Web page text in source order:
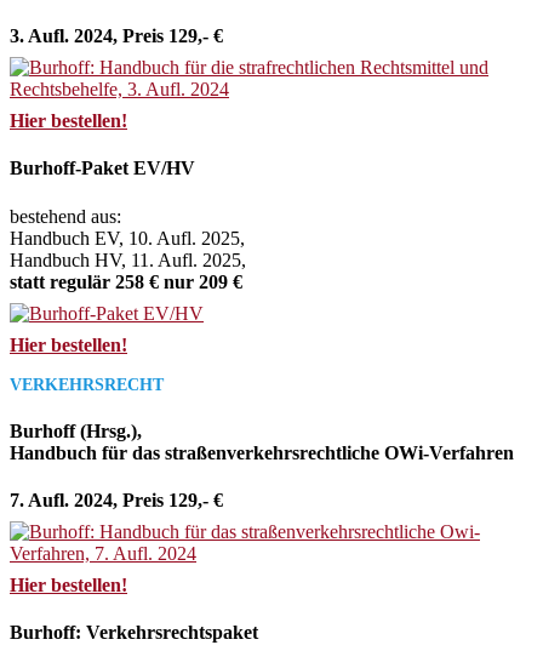
3. Aufl. 2024, Preis 129,- €
Hier bestellen!
Burhoff-Paket EV/HV
bestehend aus:
Handbuch EV, 10. Aufl. 2025,
Handbuch HV, 11. Aufl. 2025,
statt regulär 258 € nur 209 €
Hier bestellen!
VERKEHRSRECHT
Burhoff (Hrsg.),
Handbuch für das straßenverkehrsrechtliche OWi-Verfahren
7. Aufl. 2024, Preis 129,- €
Hier bestellen!
Burhoff: Verkehrsrechtspaket